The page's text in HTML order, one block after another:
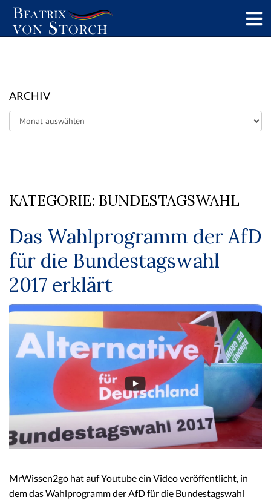
ARCHIV
Archiv
KATEGORIE: BUNDESTAGSWAHL
Das Wahlprogramm der AfD
für die Bundestagswahl
2017 erklärt
MrWissen2go hat auf Youtube ein Video veröffentlicht, in
dem das Wahlprogramm der AfD für die Bundestagswahl